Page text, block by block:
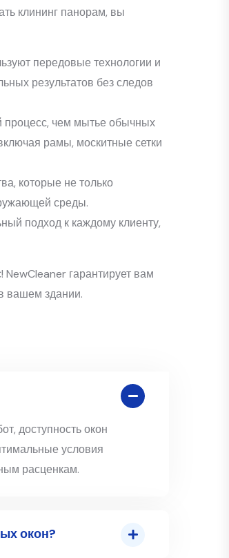
клининг панорам, вы
передовые технологии и
результатов без следов
чем мытье обычных
рамы, москитные сетки
которые не только
среды.
подход к каждому клиенту,
гарантирует вам
вашем здании.